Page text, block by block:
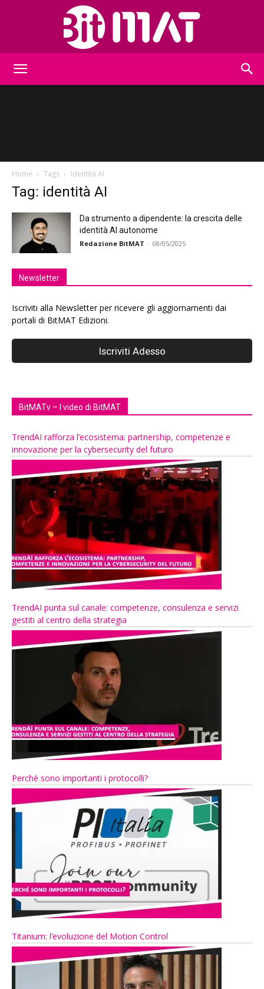
Home Tags Identità AI
Tag: identità AI
Da strumento a dipendente: la crescita delle
identità AI autonome
Redazione BitMAT - 08/05/2025
Newsletter
Iscriviti alla Newsletter per ricevere gli aggiornamenti dai
portali di BitMAT Edizioni.
BitMATv – I video di BitMAT
TrendAI rafforza l’ecosistema: partnership, competenze e
innovazione per la cybersecurity del futuro
TrendAI punta sul canale: competenze, consulenza e servizi
gestiti al centro della strategia
Perché sono importanti i protocolli?
Titanium: l’evoluzione del Motion Control